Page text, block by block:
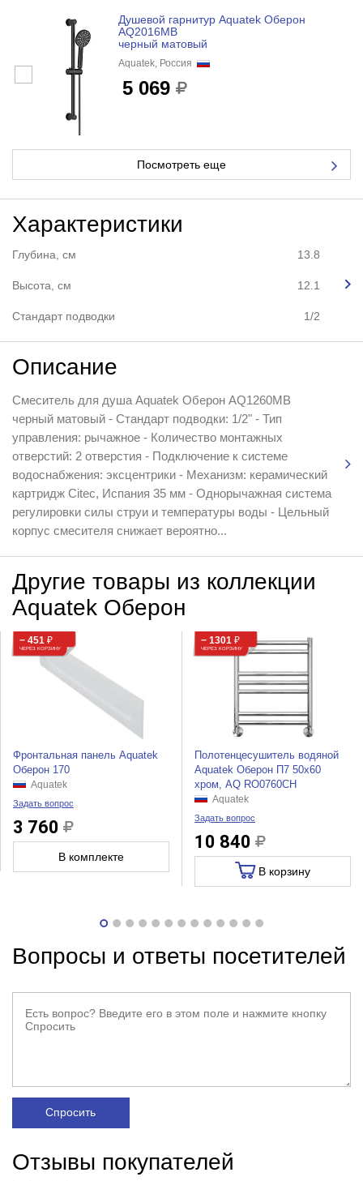
Душевой гарнитур Aquatek Оберон
AQ2016MB
черный матовый
Aquatek, Россия
5 069
Посмотреть еще
Характеристики
Глубина, см 13.8
Высота, см 12.1
Стандарт подводки 1/2
Описание
Смеситель для душа Aquatek Оберон AQ1260MB
черный матовый - Стандарт подводки: 1/2" - Тип
управления: рычажное - Количество монтажных
отверстий: 2 отверстия - Подключение к системе
водоснабжения: эксцентрики - Механизм: керамический
картридж Citec, Испания 35 мм - Однорычажная система
регулировки силы струи и температуры воды - Цельный
корпус смесителя снижает вероятно...
Другие товары из коллекции
Aquatek Оберон
− 451 ₽
ЧЕРЕЗ КОРЗИНУ
Фронтальная панель Aquatek
Оберон 170
Aquatek
Задать вопрос
3 760
В комплекте
− 1301 ₽
ЧЕРЕЗ КОРЗИНУ
Полотенцесушитель водяной
Aquatek Оберон П7 50x60
хром, AQ RO0760CH
Aquatek
Задать вопрос
10 840
В корзину
Вопросы и ответы посетителей
Спросить
Отзывы покупателей